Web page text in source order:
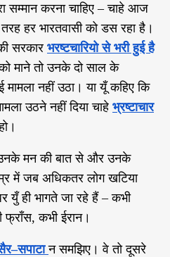
सम्मान करना चाहिए–चाहे आज
हर भारतवासी को डस रहा है।
सरकार भरष्टचारियो से भरी हुई है
माने तो उनके दो साल के
मामला नहीं उठा। या यूँ कहिए कि
उठने नहीं दिया चाहे भ्रष्टाचार
उनके मन की बात से और उनके
में जब अधिकतर लोग खटिया
युँ ही भागते जा रहे हैं–कभी
फ्राँस,कभी ईरान।
–सपाटान समझिए। वे तो दूसरे